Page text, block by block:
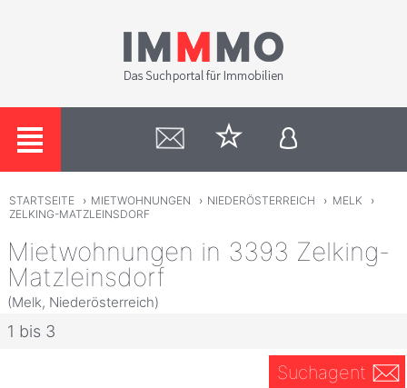
STARTSEITE › MIETWOHNUNGEN › NIEDERÖSTERREICH › MELK
›
ZELKING-MATZLEINSDORF
Mietwohnungen in 3393 Zelking-
Matzleinsdorf
(Melk, Niederösterreich)
1 bis 3
Suchagent